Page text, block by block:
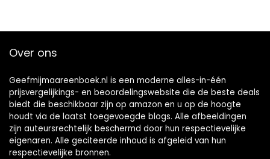
Over ons
Geefmijmaareenboek.nl is een moderne alles-in-één
prijsvergelijkings- en beoordelingswebsite die de beste deals
biedt die beschikbaar zijn op amazon en u op de hoogte
houdt via de laatst toegevoegde blogs. Alle afbeeldingen
zijn auteursrechtelijk beschermd door hun respectievelijke
eigenaren. Alle geciteerde inhoud is afgeleid van hun
respectievelijke bronnen.